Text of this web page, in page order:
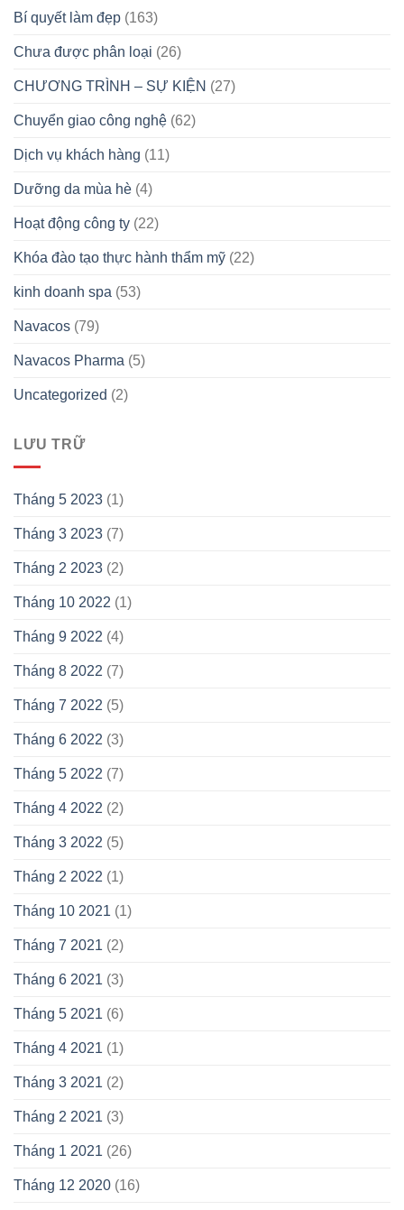
Bí quyết làm đẹp (163)
Chưa được phân loại (26)
CHƯƠNG TRÌNH – SỰ KIỆN (27)
Chuyển giao công nghệ (62)
Dịch vụ khách hàng (11)
Dưỡng da mùa hè (4)
Hoạt động công ty (22)
Khóa đào tạo thực hành thẩm mỹ (22)
kinh doanh spa (53)
Navacos (79)
Navacos Pharma (5)
Uncategorized (2)
LƯU TRỮ
Tháng 5 2023 (1)
Tháng 3 2023 (7)
Tháng 2 2023 (2)
Tháng 10 2022 (1)
Tháng 9 2022 (4)
Tháng 8 2022 (7)
Tháng 7 2022 (5)
Tháng 6 2022 (3)
Tháng 5 2022 (7)
Tháng 4 2022 (2)
Tháng 3 2022 (5)
Tháng 2 2022 (1)
Tháng 10 2021 (1)
Tháng 7 2021 (2)
Tháng 6 2021 (3)
Tháng 5 2021 (6)
Tháng 4 2021 (1)
Tháng 3 2021 (2)
Tháng 2 2021 (3)
Tháng 1 2021 (26)
Tháng 12 2020 (16)